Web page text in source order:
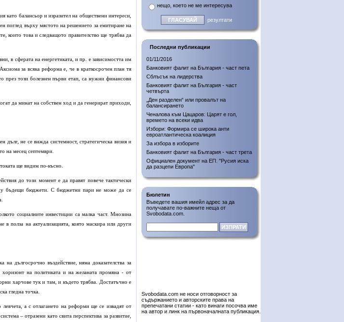
като балансьор и изразител на обществени интереси,
поглед върху мястото на решението за емитиране на
които това и следващото правителство ще трябва да
в сферата на енергетиката, и пр. е зависимостта им
за всяка реформа е, че в краткосрочен план тя
през този болезнен първи етап, са нужни финансови
да минат на собствен ход и да генерират приходи,
дълг, не се вижда системност, стратегическа визия и
на месец септември.
ще видим по-късно.
до този момент е да правят повече тактически
бъдещи бюджети. С бюджетни пари не може да се
социалните инвестиции са малка част. Мнозина
в полза на актуализацията, която маскира или други
дългосрочно въздействие, няма доказателства за
на политиката и на желаната промяна - от
харчове тук и там, и където трябва. Достатъчно е
гледна точка.
левчета, а с отлагането на реформи ще се извадят от
– отразени като свита перспектива за развитие,
нещо, което не ме интересува
резултати
Последни публикации
01/11/2016
Банковият фалит на България - част пета
Сблъсък на лидерства
Банковият фалит на България - част
четвърта
„Ден разделен“ или провалът на
балансирането
Ченалова към Цацаров: Царят е гол,
времето на всеки идва
Избори: Формира се широка анти
евроатлантическа коалиция
За избора в изборите
Банковият фалит на България - част трета
Официален документ на ЕП: "Русия иска
да разцепи Европа"
Бюлетин
Въведете вашия имейл адрес за да
получавате по-важните неща от
Svobodata.com.
Svobodata.com не носи отговорност за
съдържанието и авторските права на
препечатани статии - като винаги посочва име
на автор и линк на първоначалната публикация.